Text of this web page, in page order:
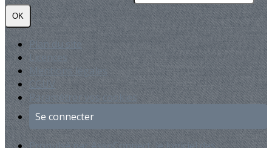
OK
Plan du site
Licences
Mentions légales
CGUV
Paramétrer vos cookies
Se connecter